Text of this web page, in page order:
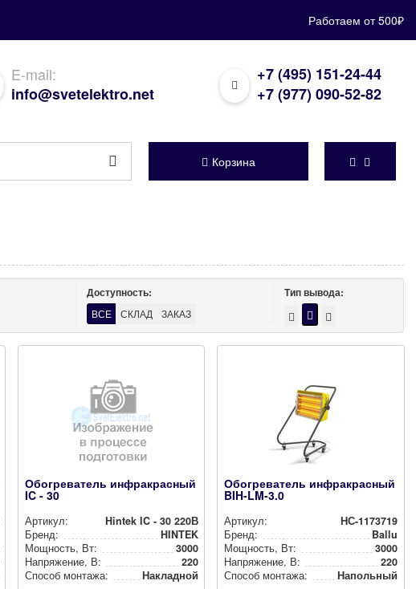
Работаем от 500₽
E-mail:
info@svetelektro.net
+7 (495) 151-24-44
+7 (977) 090-52-82
Корзина
Доступность:
ВСЕ СКЛАД ЗАКАЗ
Тип вывода:
Обогреватель инфракрасный
IC - 30
Артикул:
Hintek IC - 30 220В
Бренд:
HINTEK
Мощность, Вт:
3000
Нап­ря­же­ние, В:
220
Способ монтажа:
Накладной
Обогреватель инфракрасный
BIH-LM-3.0
Артикул:
НС-1173719
Бренд:
Ballu
Мощность, Вт:
3000
Нап­ря­же­ние, В:
220
Способ монтажа:
Напольный